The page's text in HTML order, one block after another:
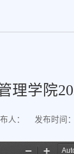
理学院
人： 发布时间